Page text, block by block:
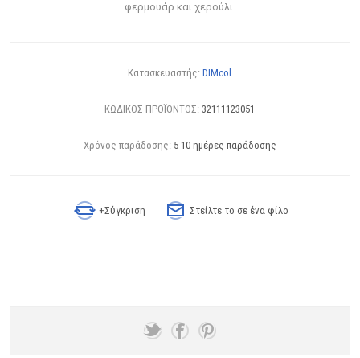
φερμουάρ και χερούλι.
Κατασκευαστής: DIMcol
ΚΩΔΙΚΟΣ ΠΡΟΪΟΝΤΟΣ: 32111123051
Χρόνος παράδοσης: 5-10 ημέρες παράδοσης
+Σύγκριση Στείλτε το σε ένα φίλο